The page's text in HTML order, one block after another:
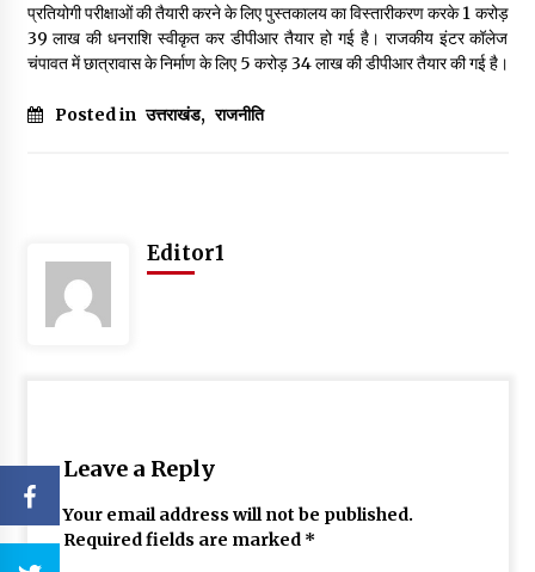
प्रतियोगी परीक्षाओं की तैयारी करने के लिए पुस्तकालय का विस्तारीकरण करके ₹1 करोड़
39 लाख की धनराशि स्वीकृत कर डीपीआर तैयार हो गई है। राजकीय इंटर कॉलेज
चंपावत में छात्रावास के निर्माण के लिए ₹5 करोड़ 34 लाख की डीपीआर तैयार की गई है।
Posted in उत्तराखंड, राजनीति
Editor1
Leave a Reply
Your email address will not be published.
Required fields are marked *